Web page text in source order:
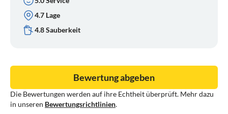
4.7 Lage
4.8 Sauberkeit
Die Bewertungen werden auf ihre Echtheit überprüft. Mehr dazu
in unseren Bewertungsrichtlinien.
Bewertung abgeben